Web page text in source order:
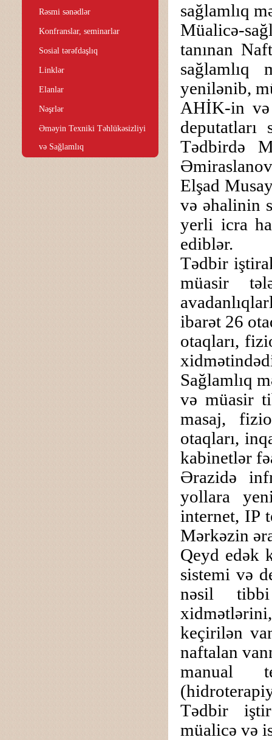
Rəsmi sənədlər
Konfranslar, seminarlar
Sosial tərəfdaşlıq
Linklər
Elanlar
Nəşrlər
Əməyin Texniki Təhlükəsizliyi
və Sağlamlıq
sağlamlıq
Müalicə-
tanınan
sağlamlıq
yenilənib,
AHİK-in və
deputatları
Tədbirdə
Elşad
və əhalinin
yerli icra
ediblər.
Tədbir
müasir
ibarət 26
otaqları,
Sağlamlıq
və müasir
masaj,
otaqları,
kabinetlər
Ərazidə
yollara
internet, IP
Mərkəzin
Qeyd edək
sistemi və
nəsil tibbi
keçirilən
naftalan
manual
Tədbir
müalicə və